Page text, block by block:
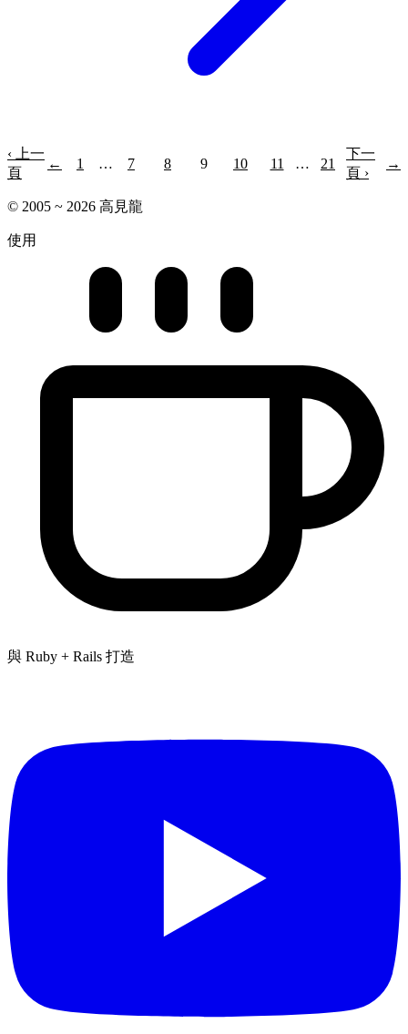
‹ 上一
頁
← 1 … 7 8 9 10 11 … 21
下一
頁 ›
→
© 2005 ~ 2026 高見龍
使用
與 Ruby + Rails 打造